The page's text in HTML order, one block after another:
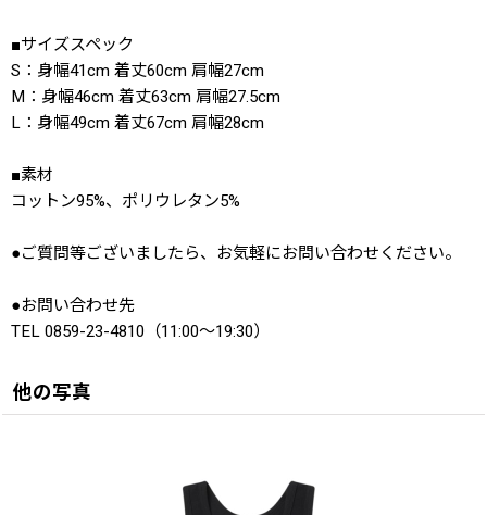
■サイズスペック
S：身幅41cm 着丈60cm 肩幅27cm
M：身幅46cm 着丈63cm 肩幅27.5cm
L：身幅49cm 着丈67cm 肩幅28cm
■素材
コットン95%、ポリウレタン5%
●ご質問等ございましたら、お気軽にお問い合わせください。
●お問い合わせ先
TEL 0859-23-4810（11:00〜19:30）
他の写真